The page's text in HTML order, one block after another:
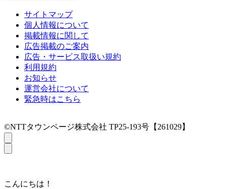
サイトマップ
個人情報について
掲載情報に関して
広告掲載のご案内
広告・サービス取扱い規約
利用規約
お知らせ
運営会社について
緊急時はこちら
©NTTタウンページ株式会社 TP25-193号【261029】
こんにちは！